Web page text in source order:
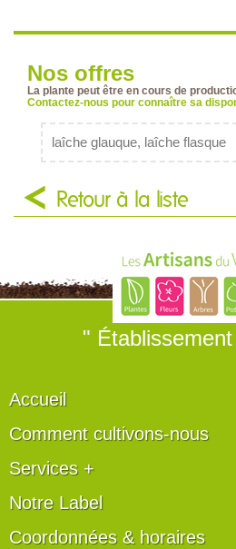
Nos offres
La plante peut être en cours de
Contactez-nous pour connaître sa
laîche glauque, laîche flasque
Retour à la liste
"
Accueil
Comment cultivons-nous
Services +
Notre Label
Coordonnées & horaires